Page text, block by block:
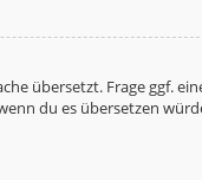
übersetzt. Frage ggf.
du es übersetzen